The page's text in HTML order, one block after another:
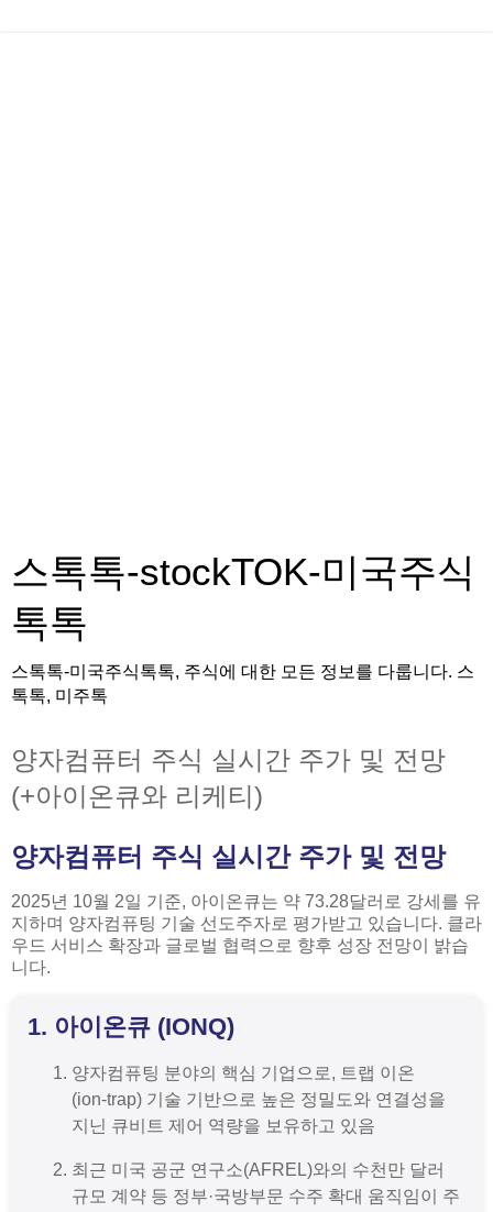
스톡톡-stockTOK-미국주식
톡톡
스톡톡-미국주식톡톡, 주식에 대한 모든 정보를 다룹니다. 스
톡톡, 미주톡
양자컴퓨터 주식 실시간 주가 및 전망
(+아이온큐와 리케티)
양자컴퓨터 주식 실시간 주가 및 전망
2025년 10월 2일 기준, 아이온큐는 약 73.28달러로 강세를 유
지하며 양자컴퓨팅 기술 선도주자로 평가받고 있습니다. 클라
우드 서비스 확장과 글로벌 협력으로 향후 성장 전망이 밝습
니다.
1. 아이온큐 (IONQ)
양자컴퓨팅 분야의 핵심 기업으로, 트랩 이온
(ion‑trap) 기술 기반으로 높은 정밀도와 연결성을
지닌 큐비트 제어 역량을 보유하고 있음
최근 미국 공군 연구소(AFREL)와의 수천만 달러
규모 계약 등 정부·국방부문 수주 확대 움직임이 주